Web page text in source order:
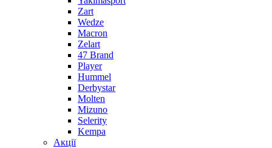
Zart
Wedze
Macron
Zelart
47 Brand
Player
Hummel
Derbystar
Molten
Mizuno
Selerity
Kempa
Акції